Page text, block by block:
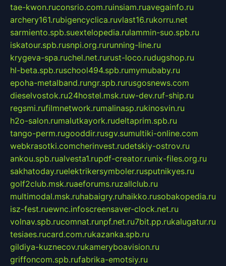
tae-kwon.ruconsrio.com.ruinsiam.ruavegainfo.ru
archery161.rubigencyclica.ruvlast16.rukorru.net
sarmiento.spb.suextelopedia.rulammin-suo.spb.ru
iskatour.spb.rusnpi.org.rurunning-line.ru
krygeva-spa.ruchel.net.rurust-loco.rudugshop.ru
hl-beta.spb.ruschool494.spb.rumymubaby.ru
epoha-metalband.rungr.spb.rurusgosnews.com
dieselvostok.ru24hostel.msk.ruw-dev.ruf-ship.ru
regsmi.rufilmnetwork.rumalinasp.rukinosvin.ru
h2o-salon.rumalutkayork.rudeltaprim.spb.ru
tango-perm.rugooddir.rusgv.sumultiki-online.com
webkrasotki.comcherinvest.rudetskiy-ostrov.ru
ankou.spb.rualvesta1.rupdf-creator.runix-files.org.ru
sakhatoday.ruelektrikersymboler.rusputnikyes.ru
golf2club.msk.ruaeforums.ruzallclub.ru
multimodal.msk.ruhabaigry.ruhaikko.rusobakopedia.ru
isz-fest.ruewnc.infoscreensaver-clock.net.ru
volnav.spb.rucomnat.runpf.net.ru7bit.pp.rukalugatur.ru
tesiaes.rucard.com.rukazanka.spb.ru
gildiya-kuznecov.rukameryboavision.ru
griffoncom.spb.rufabrika-emotsiy.ru